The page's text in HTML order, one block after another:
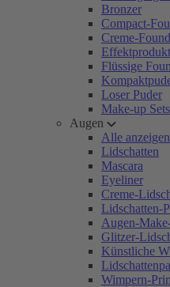
Bronzer
Compact-
Creme-
Flüssige
Loser Puder
Make-up Sets
Augen
Alle anzeigen
Lidschatten
Mascara
Eyeliner
Creme-
Lidschatten-
Augen-
Glitzer-
Künstliche
Wimpern-